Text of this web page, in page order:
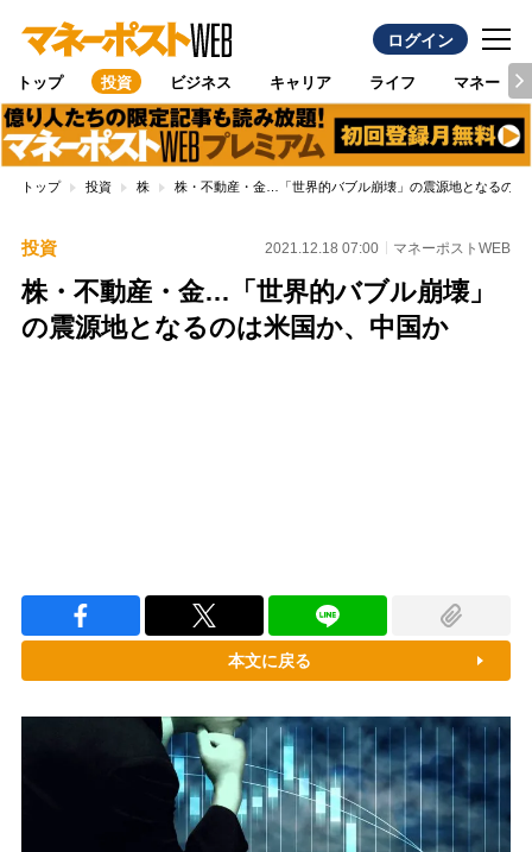
ログイン
トップ 投資 ビジネス キャリア ライフ マネー
トップ 投資 株 株・不動産・金…「世界的バブル崩壊」の震源地となるのは
投資 2021.12.18 07:00 マネーポストWEB
株・不動産・金…「世界的バブル崩壊」
の震源地となるのは米国か、中国か
本文に戻る